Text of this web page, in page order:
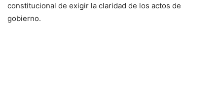
constitucional de exigir la claridad de los actos de
gobierno.